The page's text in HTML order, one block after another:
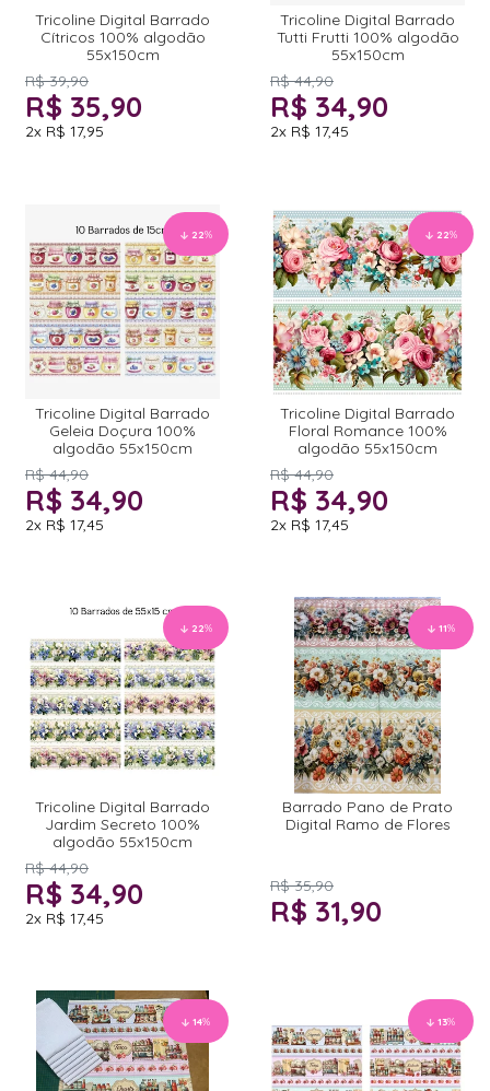
Tricoline Digital Barrado
Cítricos 100% algodão
55x150cm
R$ 39,90
R$ 35,90
2x R$ 17,95
Tricoline Digital Barrado
Tutti Frutti 100% algodão
55x150cm
R$ 44,90
R$ 34,90
2x R$ 17,45
22%
Tricoline Digital Barrado
Geleia Doçura 100%
algodão 55x150cm
R$ 44,90
R$ 34,90
2x R$ 17,45
22%
Tricoline Digital Barrado
Floral Romance 100%
algodão 55x150cm
R$ 44,90
R$ 34,90
2x R$ 17,45
22%
Tricoline Digital Barrado
Jardim Secreto 100%
algodão 55x150cm
R$ 44,90
R$ 34,90
2x R$ 17,45
11%
Barrado Pano de Prato
Digital Ramo de Flores
R$ 35,90
R$ 31,90
14% 13%